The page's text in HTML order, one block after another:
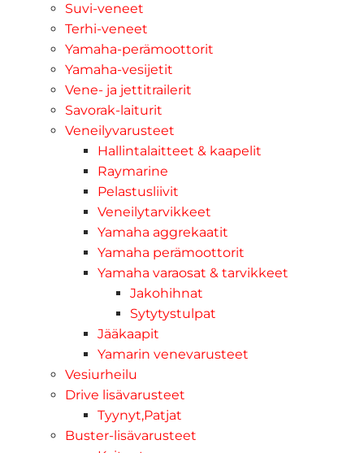
Suvi-veneet
Terhi-veneet
Yamaha-perämoottorit
Yamaha-vesijetit
Vene- ja jettitrailerit
Savorak-laiturit
Veneilyvarusteet
Hallintalaitteet & kaapelit
Raymarine
Pelastusliivit
Veneilytarvikkeet
Yamaha aggrekaatit
Yamaha perämoottorit
Yamaha varaosat & tarvikkeet
Jakohihnat
Sytytystulpat
Jääkaapit
Yamarin venevarusteet
Vesiurheilu
Drive lisävarusteet
Tyynyt,Patjat
Buster-lisävarusteet